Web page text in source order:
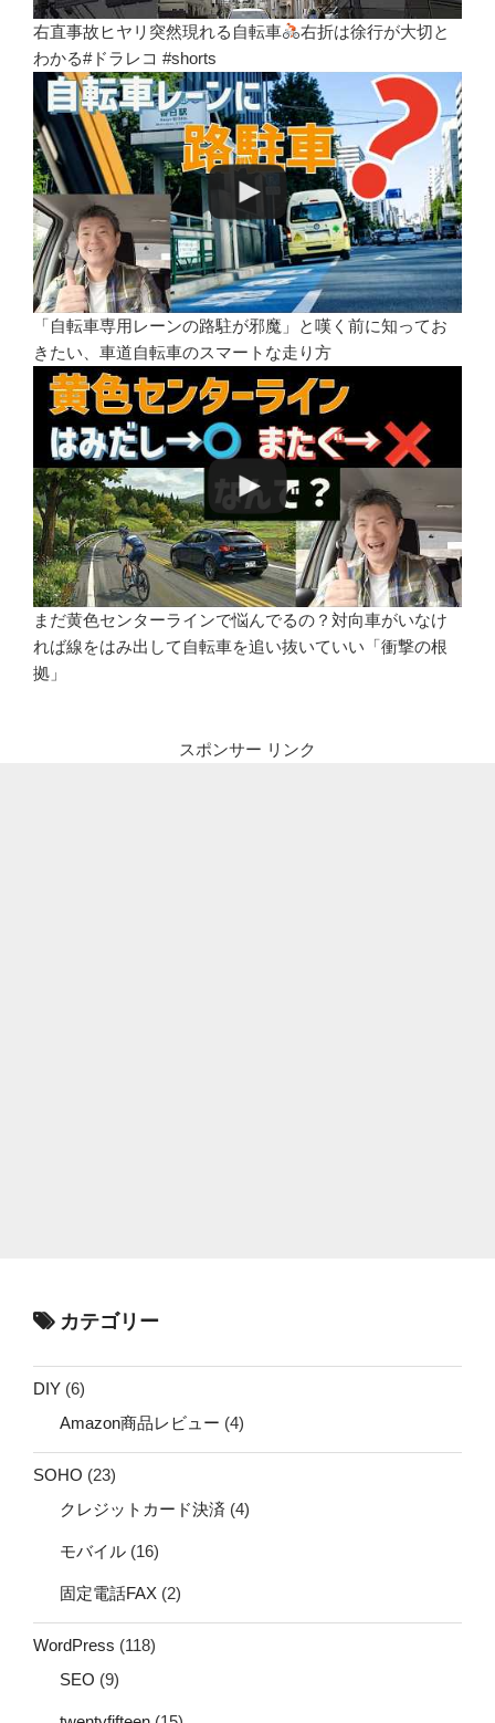
右直事故ヒヤリ突然現れる自転車
右折は徐行が大切と
わかる#ドラレコ #shorts
「自転車専用レーンの路駐が邪魔」と嘆く前に知ってお
きたい、車道自転車のスマートな走り方
まだ黄色センターラインで悩んでるの？対向車がいなけ
れば線をはみ出して自転車を追い抜いていい「衝撃の根
拠」
スポンサー リンク
カテゴリー
DIY (6)
Amazon商品レビュー (4)
SOHO (23)
クレジットカード決済 (4)
モバイル (16)
固定電話FAX (2)
WordPress (118)
SEO (9)